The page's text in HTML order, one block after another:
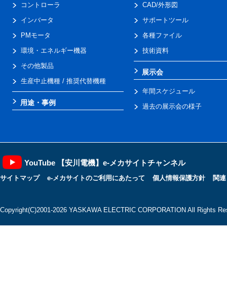
コントローラ
インバータ
PMモータ
環境・エネルギー機器
その他製品
生産中止機種 / 推奨代替機種
用途・事例
CAD/外形図
サポートツール
各種ファイル
技術資料
展示会
年間スケジュール
過去の展示会の様子
YouTube 【安川電機】e-メカサイトチャンネル
サイトマップ e-メカサイトのご利用にあたって 個人情報保護方針 関
Copyright(C)2001‐2026 YASKAWA ELECTRIC CORPORATION All Rights